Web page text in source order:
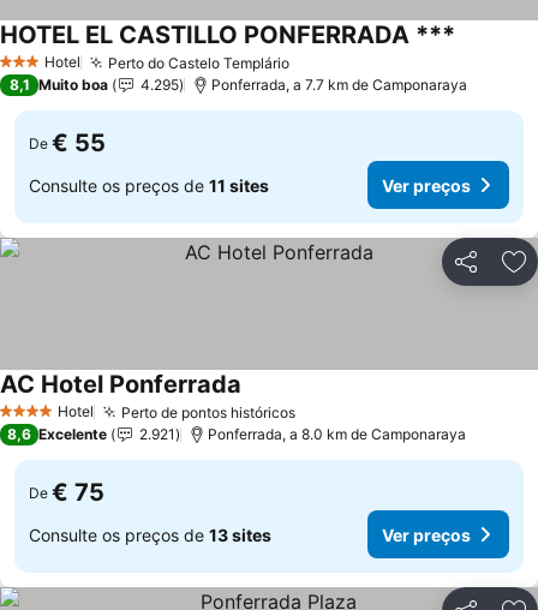
3 EstrelasHotel Perto do Castelo Templário
HOTEL EL CASTILLO PONFERRADA ***
8,1 Muito boa 4.295 Ponferrada, a 7.7 km de Camponaraya
De € 55
Consulte os preços de 11 sites Ver preços
Partilhar
4 EstrelasHotel Perto de pontos históricos
AC Hotel Ponferrada
8,6 Excelente 2.921 Ponferrada, a 8.0 km de Camponaraya
De € 75
Consulte os preços de 13 sites Ver preços